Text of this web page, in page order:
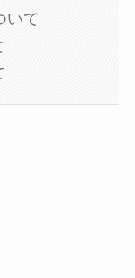
いて